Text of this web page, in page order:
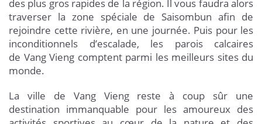
des plus gros rapides de la région. Il vous faudra alors
traverser la zone spéciale de Saisombun afin de
rejoindre cette rivière, en une journée. Puis pour les
inconditionnels d’escalade, les parois calcaires
de Vang Vieng comptent parmi les meilleurs sites du
monde.
La ville de Vang Vieng reste à coup sûr une
destination immanquable pour les amoureux des